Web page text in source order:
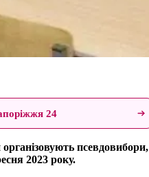
24
псевдовибори,
2023 року.